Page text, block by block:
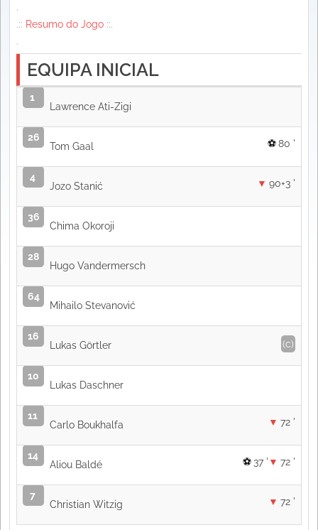
.
.:: Resumo do Jogo ::.
.
EQUIPA INICIAL
1
Lawrence Ati-Zigi
26
Tom Gaal
80 '
4
Jozo Stanić
90+3 '
36
Chima Okoroji
28
Hugo Vandermersch
64
Mihailo Stevanović
16
Lukas Görtler
(c)
10
Lukas Daschner
11
Carlo Boukhalfa
72 '
14
Aliou Baldé
72 '
37 '
7
Christian Witzig
72 '